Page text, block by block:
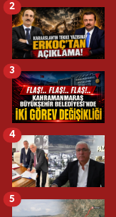
2
3
4
5